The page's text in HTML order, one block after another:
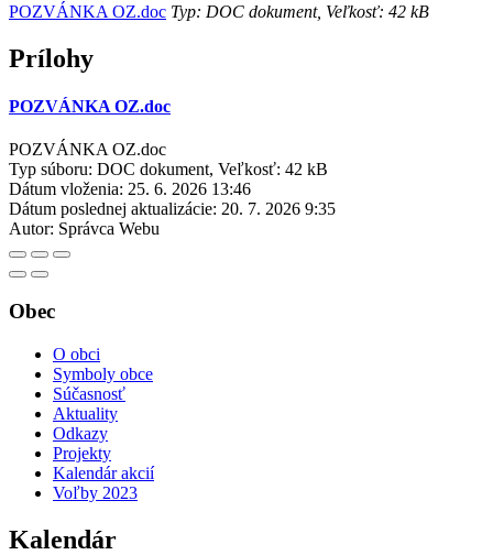
POZVÁNKA OZ.doc Typ: DOC dokument, Veľkosť: 42 kB
Prílohy
POZVÁNKA OZ.doc
POZVÁNKA OZ.doc
Typ súboru: DOC dokument, Veľkosť: 42 kB
Dátum vloženia: 25. 6. 2026 13:46
Dátum poslednej aktualizácie: 20. 7. 2026 9:35
Autor: Správca Webu
Obec
O obci
Symboly obce
Súčasnosť
Aktuality
Odkazy
Projekty
Kalendár akcií
Voľby 2023
Kalendár